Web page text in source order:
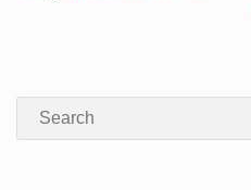
Search